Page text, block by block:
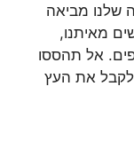
שלנו מביאה
מאיתנו,
אל תהססו
לקבל את העץ